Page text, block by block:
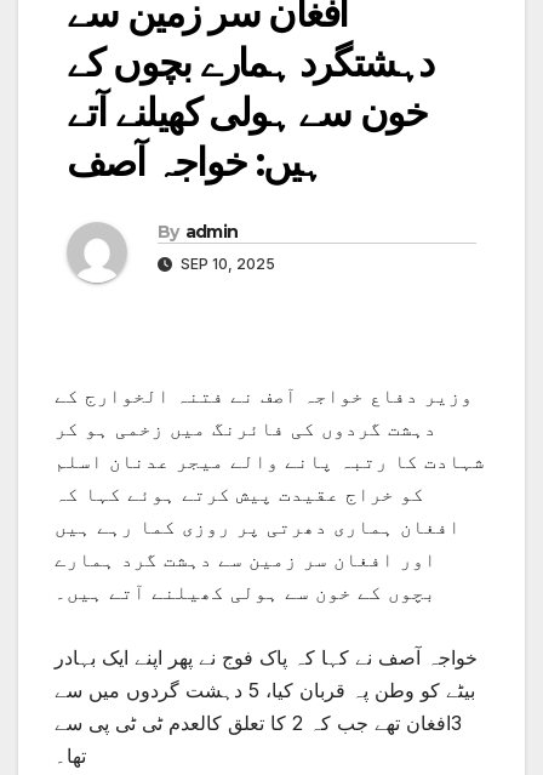
افغان سر زمین سے
دہشتگرد ہمارے بچوں کے
خون سے ہولی کھیلنے آتے
ہیں: خواجہ آصف
By admin
SEP 10, 2025
وزیر دفاع خواجہ آصف نے فتنہ الخوارج کے
دہشت گردوں کی فائرنگ میں زخمی ہو کر
شہادت کا رتبہ پانے والے میجر عدنان اسلم
کو خراج عقیدت پیش کرتے ہوئے کہا کہ
افغان ہماری دھرتی پر روزی کما رہے ہیں
اور افغان سر زمین سے دہشت گرد ہمارے
بچوں کے خون سے ہولی کھیلنے آتے ہیں۔
خواجہ آصف نے کہا کہ پاک فوج نے پھر اپنے ایک بہادر
بیٹے کو وطن پہ قربان کیا، 5 دہشت گردوں میں سے
3افغان تھے جب کہ 2 کا تعلق کالعدم ٹی ٹی پی سے
تھا۔